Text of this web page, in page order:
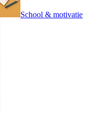
School & motivatie